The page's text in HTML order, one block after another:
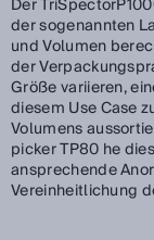
der sogenannten
und Volumen
der
Größe variieren,
diesem Use Case
Volumens
picker TP80 he
ansprechende
Vereinheitlichung